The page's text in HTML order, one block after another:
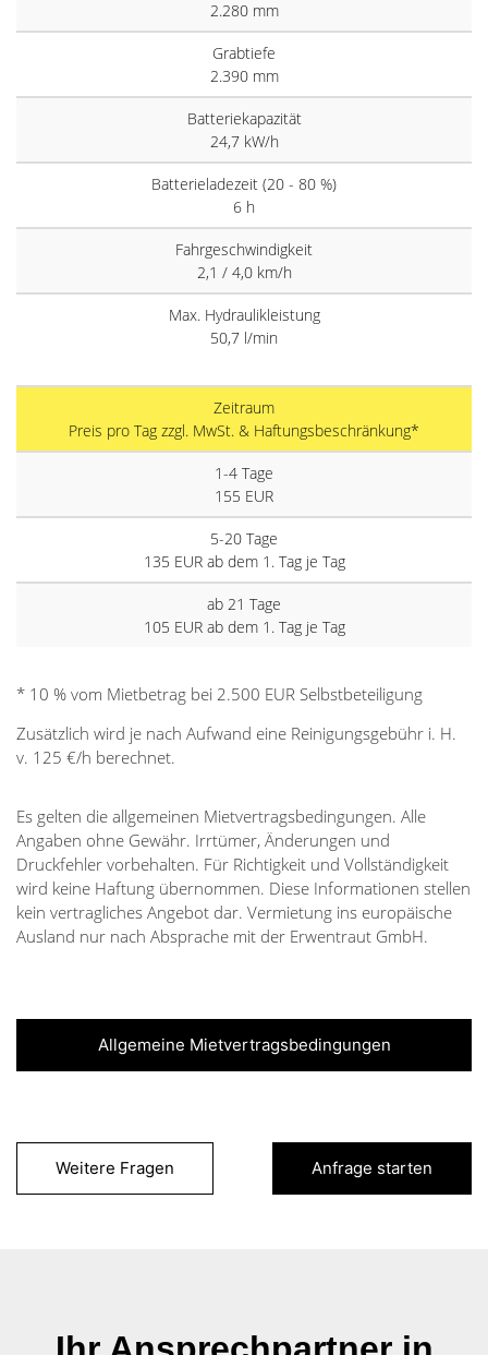
2.280 mm
Grabtiefe
2.390 mm
Batteriekapazität
24,7 kW/h
Batterieladezeit (20 - 80 %)
6 h
Fahrgeschwindigkeit
2,1 / 4,0 km/h
Max. Hydraulikleistung
50,7 l/min
Zeitraum
Preis pro Tag zzgl. MwSt. & Haftungsbeschränkung*
1-4 Tage
155 EUR
5-20 Tage
135 EUR ab dem 1. Tag je Tag
ab 21 Tage
105 EUR ab dem 1. Tag je Tag
* 10 % vom Mietbetrag bei 2.500 EUR Selbstbeteiligung
Zusätzlich wird je nach Aufwand eine Reinigungsgebühr i. H.
v. 125 €/h berechnet.
Es gelten die allgemeinen Mietvertragsbedingungen. Alle
Angaben ohne Gewähr. Irrtümer, Änderungen und
Druckfehler vorbehalten. Für Richtigkeit und Vollständigkeit
wird keine Haftung übernommen. Diese Informationen stellen
kein vertragliches Angebot dar. Vermietung ins europäische
Ausland nur nach Absprache mit der Erwentraut GmbH.
Allgemeine Mietvertragsbedingungen
Weitere Fragen Anfrage starten